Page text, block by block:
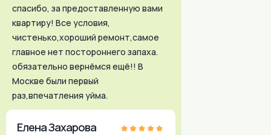
Елена Захарова
спасибо, за предоставленную вами
квартиру! Все условия,
чистенько,хороший ремонт,самое
главное нет постороннего запаха.
обязательно вернёмся ещё!! В
Москве были первый
раз,впечатления уйма.